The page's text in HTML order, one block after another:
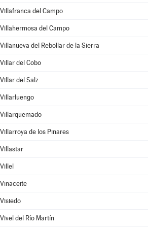
Villafranca del Campo
Villahermosa del Campo
Villanueva del Rebollar de la Sierra
Villar del Cobo
Villar del Salz
Villarluengo
Villarquemado
Villarroya de los Pinares
Villastar
Villel
Vinaceite
Visiedo
Vivel del Río Martín